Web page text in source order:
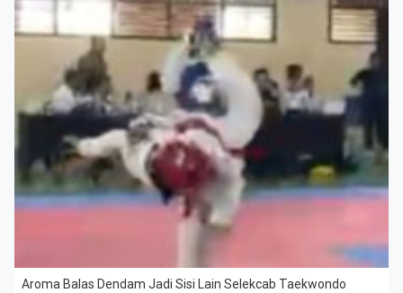
Aroma Balas Dendam Jadi Sisi Lain Selekcab Taekwondo